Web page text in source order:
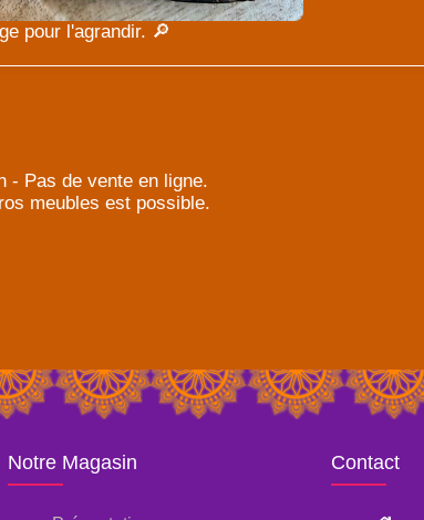
pour l'agrandir. 🔎
- Pas de vente en ligne.
meubles est possible.
Notre Magasin Contact